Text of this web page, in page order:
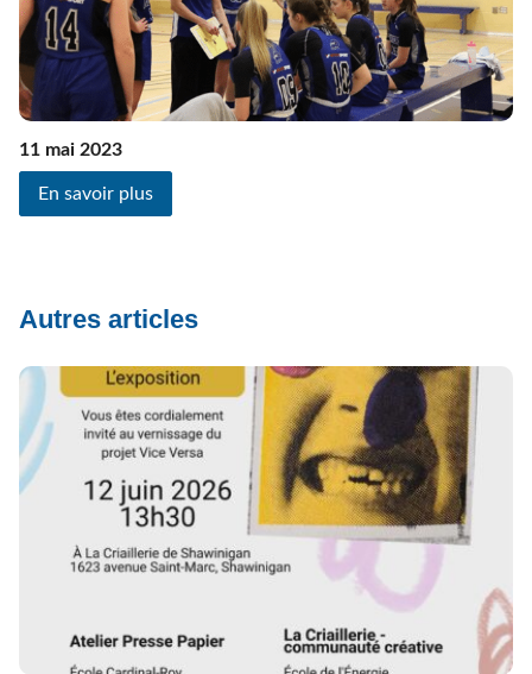
11 mai 2023
En savoir plus
Autres articles